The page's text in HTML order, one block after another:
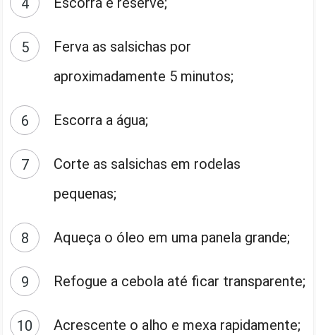
Ferva as salsichas por
aproximadamente 5 minutos;
Escorra a água;
Corte as salsichas em rodelas
pequenas;
Aqueça o óleo em uma panela grande;
Refogue a cebola até ficar transparente;
Acrescente o alho e mexa rapidamente;